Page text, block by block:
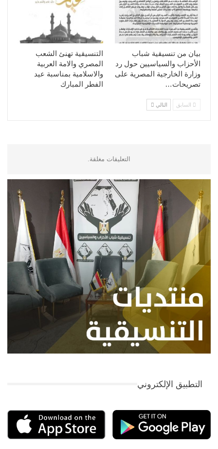
التنسيقية تهنئ الشعب
المصري والامة العربية
والاسلامية بمناسبة عيد
الفطر المبارك
بيان من تنسيقية شباب
الأحزاب والسياسيين حول رد
وزارة الخارجية المصرية على
تصريحات…
السابق التالي
التعليقات مغلقة.
التطبيق الإلكتروني